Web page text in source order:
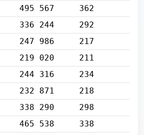
495 567
362
336 244
292
247 986
217
219 020
211
244 316
234
232 871
218
338 290
298
465 538
338